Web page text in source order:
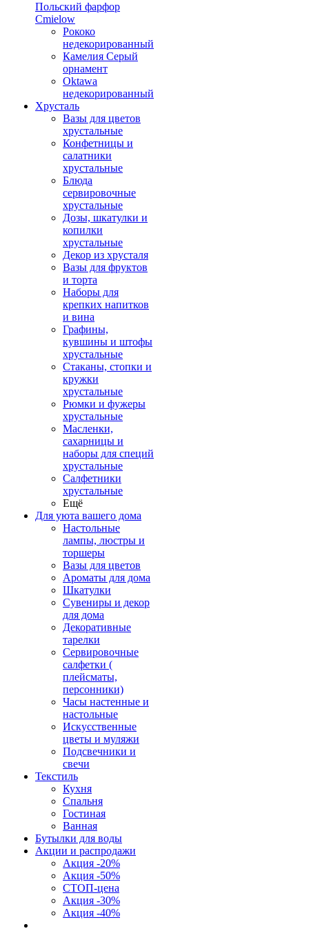
Польский фарфор
Сmielow
Рококо
недекорированный
Камелия Серый
орнамент
Oktawa
недекорированный
Хрусталь
Вазы для цветов
хрустальные
Конфетницы и
салатники
хрустальные
Блюда
сервировочные
хрустальные
Дозы, шкатулки и
копилки
хрустальные
Декор из хрусталя
Вазы для фруктов
и торта
Наборы для
крепких напитков
и вина
Графины,
кувшины и штофы
хрустальные
Стаканы, стопки и
кружки
хрустальные
Рюмки и фужеры
хрустальные
Масленки,
сахарницы и
наборы для специй
хрустальные
Салфетники
хрустальные
Ещё
Для уюта вашего дома
Настольные
лампы, люстры и
торшеры
Вазы для цветов
Ароматы для дома
Шкатулки
Сувениры и декор
для дома
Декоративные
тарелки
Сервировочные
салфетки (
плейсматы,
персонники)
Часы настенные и
настольные
Искусственные
цветы и муляжи
Подсвечники и
свечи
Текстиль
Кухня
Спальня
Гостиная
Ванная
Бутылки для воды
Акции и распродажи
Акция -20%
Акция -50%
СТОП-цена
Акция -30%
Акция -40%